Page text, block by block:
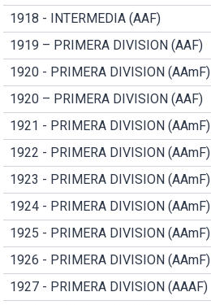
1918 - INTERMEDIA (AAF)
1919 – PRIMERA DIVISION (AAF)
1920 - PRIMERA DIVISION (AAmF)
1920 – PRIMERA DIVISION (AAF)
1921 - PRIMERA DIVISION (AAmF)
1922 - PRIMERA DIVISION (AAmF)
1923 - PRIMERA DIVISION (AAmF)
1924 - PRIMERA DIVISION (AAmF)
1925 - PRIMERA DIVISION (AAmF)
1926 - PRIMERA DIVISION (AAmF)
1927 - PRIMERA DIVISION (AAAF)